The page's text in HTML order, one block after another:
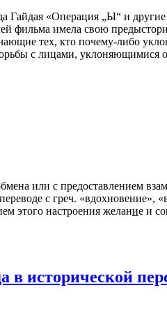
Гайдая «Операция „Ы“ и
фильма имела свою
тех, кто почему-либо
с лицами, уклоняющимися
или с предоставлением
с греч. «вдохновение»,
этого настроения желание и
в исторической